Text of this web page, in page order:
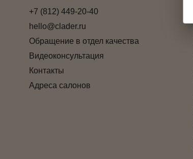
+7 (812) 449-20-40
hello@clader.ru
Обращение в отдел качества
Видеоконсультация
Контакты
Адреса салонов